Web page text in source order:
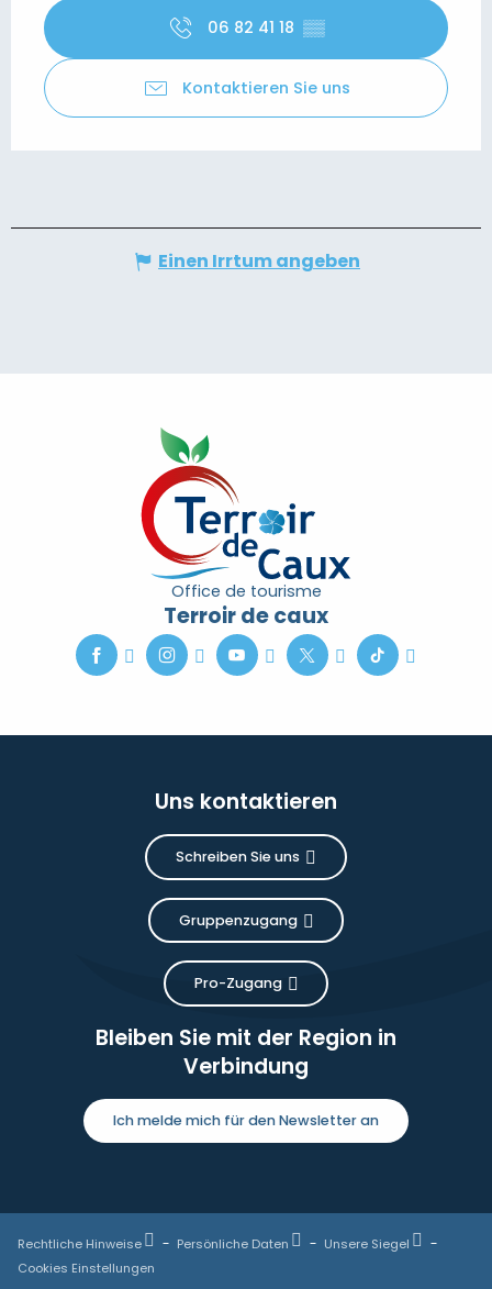
06 82 41 18 ▒▒
Kontaktieren Sie uns
Einen Irrtum angeben
Office de tourisme
Terroir de caux
Uns kontaktieren
Schreiben Sie uns
Gruppenzugang
Pro-Zugang
Bleiben Sie mit der Region in
Verbindung
Ich melde mich für den Newsletter an
Rechtliche Hinweise Persönliche Daten
Unsere Siegel
Cookies Einstellungen